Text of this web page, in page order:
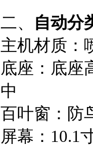
二、
自动分
主机材质：
底座：底座
中
百叶窗：防
屏幕：10.1